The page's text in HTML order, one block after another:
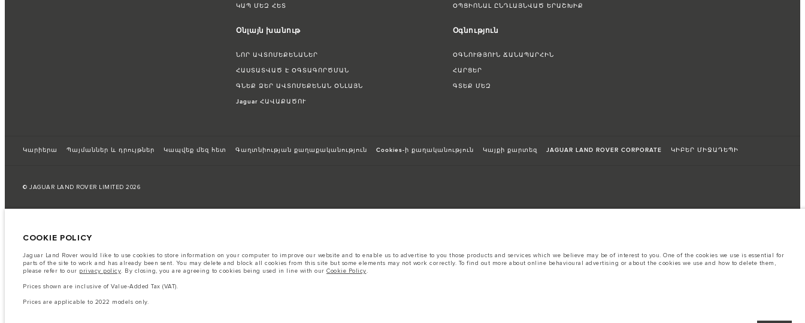
ԿԱՊ ՄԵԶ ՀԵՏ
Օնլայն խանութ
ՆՈՐ ԱՎՏՈՄԵՔԵՆԱՆԵՐ
ՀԱՍՏԱՏՎԱԾ Է ՕԳՏԱԳՈՐԾՄԱՆ
ԳՆԵՔ ՁԵՐ ԱՎՏՈՄԵՔԵՆԱՆ ՕՆԼԱՅՆ
Jaguar ՀԱՎԱՔԱԾՈՒ
ՕՊՑԻՈՆԱԼ ԸՆԴԼԱՅՆՎԱԾ ԵՐԱՇԽԻՔ
Օգնություն
ՕԳՆՈՒԹՅՈՒՆ ՃԱՆԱՊԱՐՀԻՆ
ՀԱՐՑԵՐ
ԳՏԵՔ ՄԵԶ
Կարիերա Պայմաններ և դրույթներ Կապվեք մեզ հետ Գաղտնիության քաղաքականություն Cookies-ի քաղականություն Կայքի քարտեզ JAGUAR LAND ROVER CORPORATE ԿԻԲԵՐ ՄԻՋԱԴԵՊԻ
© JAGUAR LAND ROVER LIMITED 2026
A vehicle's actual fuel consumption may differ from that achieved in such tests and these figures are for comparative purposes only.
Կարևոր գրառում պատկերների և տեխնիկական բնութագրերի վերաբերյալ:
Կիսահաղորդիչների համաշխարհային պակասը ներկայումս ազդում է տրանսպորտային միջոցների տեխնիկական բնութագրերի, տարբերակների
առկայության և պատրաստման ժամկետների վրա: Արդյունքում ներկայումս վեբկայքում օգտագործվող պատկերները կարող են ամբողջությամբ չարտացոլել գործառույթները, տեսականին, հարդարման և գունային սխեմաների
ընթացիկ տեխնիկական բնութագրերը: Խնդրում ենք խորհրդակցել ձեր մանրածախ վաճառողի հետ, ով կկարողանա ներկայացնել ձեզ առկա ցանկացած սահմանափակում՝ ճիշտ ընտրություն կատարելու համար
The information, specification, engines and colours on this website are based on European specification and may vary from market to market and are subject to change without notice. Some vehicles are shown with optional equipment that may not be
COOKIE POLICY
Jaguar Land Rover would like to use cookies to store information on your computer to improve our website and to enable us to advertise to you those products and services which we believe may be of interest to you. One of the cookies we use is essential for
parts of the site to work and has already been sent. You may delete and block all cookies from this site but some elements may not work correctly. To find out more about online behavioural advertising or about the cookies we use and how to delete them,
please refer to our privacy policy. By closing, you are agreeing to cookies being used in line with our Cookie Policy.
Prices shown are inclusive of Value-Added Tax (VAT).
Prices are applicable to 2022 models only.